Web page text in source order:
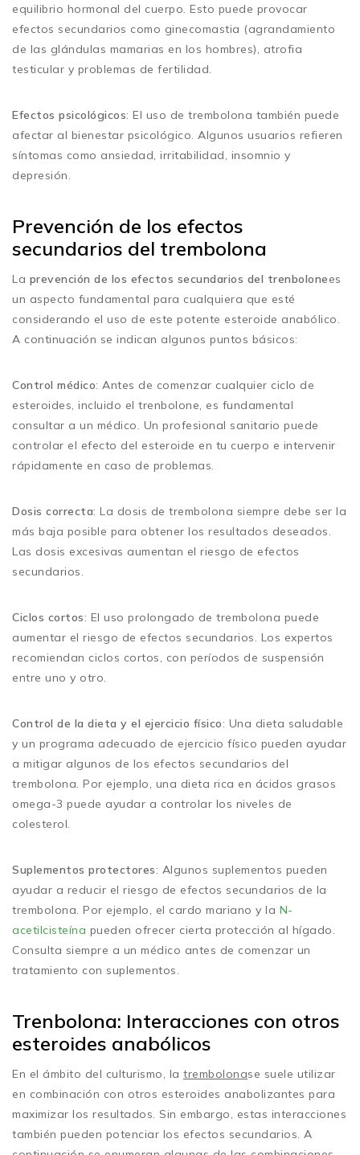
equilibrio hormonal del cuerpo. Esto puede provocar
efectos secundarios como ginecomastia (agrandamiento
de las glándulas mamarias en los hombres), atrofia
testicular y problemas de fertilidad.
Efectos psicológicos: El uso de trembolona también puede
afectar al bienestar psicológico. Algunos usuarios refieren
síntomas como ansiedad, irritabilidad, insomnio y
depresión.
Prevención de los efectos
secundarios del trembolona
La prevención de los efectos secundarios del trenbolonees
un aspecto fundamental para cualquiera que esté
considerando el uso de este potente esteroide anabólico.
A continuación se indican algunos puntos básicos:
Control médico: Antes de comenzar cualquier ciclo de
esteroides, incluido el trenbolone, es fundamental
consultar a un médico. Un profesional sanitario puede
controlar el efecto del esteroide en tu cuerpo e intervenir
rápidamente en caso de problemas.
Dosis correcta: La dosis de trembolona siempre debe ser la
más baja posible para obtener los resultados deseados.
Las dosis excesivas aumentan el riesgo de efectos
secundarios.
Ciclos cortos: El uso prolongado de trembolona puede
aumentar el riesgo de efectos secundarios. Los expertos
recomiendan ciclos cortos, con períodos de suspensión
entre uno y otro.
Control de la dieta y el ejercicio físico: Una dieta saludable
y un programa adecuado de ejercicio físico pueden ayudar
a mitigar algunos de los efectos secundarios del
trembolona. Por ejemplo, una dieta rica en ácidos grasos
omega-3 puede ayudar a controlar los niveles de
colesterol.
Suplementos protectores: Algunos suplementos pueden
ayudar a reducir el riesgo de efectos secundarios de la
trembolona. Por ejemplo, el cardo mariano y la N-
acetilcisteína pueden ofrecer cierta protección al hígado.
Consulta siempre a un médico antes de comenzar un
tratamiento con suplementos.
Trenbolona: Interacciones con otros
esteroides anabólicos
En el ámbito del culturismo, la trembolonase suele utilizar
en combinación con otros esteroides anabolizantes para
maximizar los resultados. Sin embargo, estas interacciones
también pueden potenciar los efectos secundarios. A